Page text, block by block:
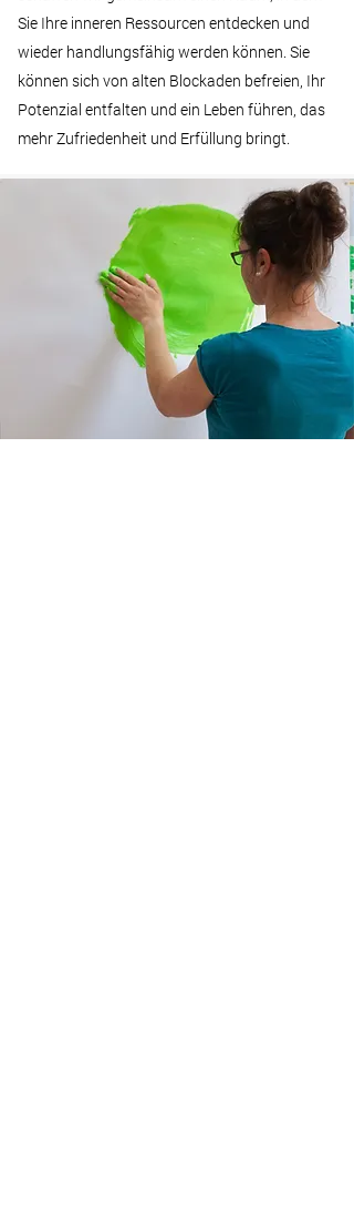
Sie Ihre inneren Ressourcen entdecken und
wieder handlungsfähig werden können. Sie
können sich von alten Blockaden befreien, Ihr
Potenzial entfalten und ein Leben führen, das
mehr Zufriedenheit und Erfüllung bringt.